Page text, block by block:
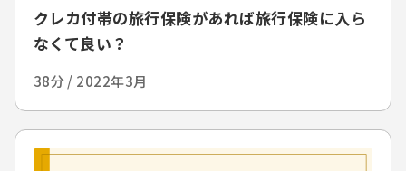
クレカ付帯の旅行保険があれば旅行保険に入ら
なくて良い？
38分 / 2022年3月